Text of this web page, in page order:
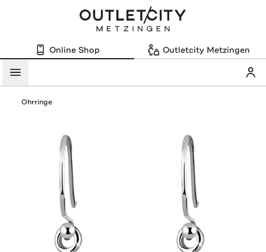
Online Shop Outletcity Metzingen
Menü
Ohrringe